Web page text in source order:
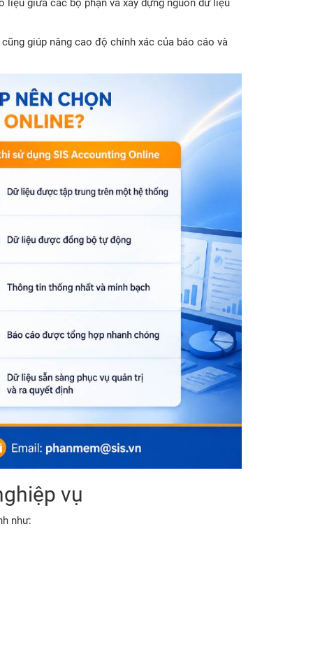
giữa các bộ phận và xây dựng nguồn dữ liệu
giúp nâng cao độ chính xác của báo cáo và
vụ
như: